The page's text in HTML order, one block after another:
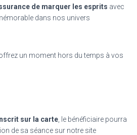
de marquer les esprits avec
dans nos univers
un moment hors du temps à vos
sur la carte , le bénéficiaire pourra
de sa séance sur notre site